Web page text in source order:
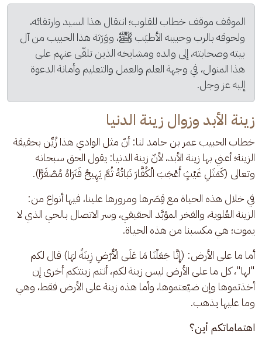
الموقف موقف خطاب للقلوب؛ انتقال هذا السيد وارتقائه،
ولحوقه بالرب وحبيبه الأطيَب ﷺ، ووَرَثة هذا الحبيب من آل
بيته وصحابته، إلى والده ومشايخه الذين تلقّى عنهم على
هذا المنوال، في وجهة العلم والعمل والتعليم وأمانة الدعوة
إليه عز وجل.
زينة الأبد وزوال زينة الدنيا
خطاب الحبيب عمر بن حامد لنا: أنّ مثل الوادي هذا زُيِّن بحقيقة
الزينة؛ أعني بها زينة الأبد، لأنّ زينة الدنيا: يقول الحق سبحانه
وتعالى (كَمَثَلِ غَيْثٍ أَعْجَبَ الْكُفَّارَ نَبَاتُهُ ثُمَّ يَهِيجُ فَتَرَاهُ مُصْفَرًّا).
في خلال هذه الحياة مع قِصَرها ومرورها علينا، فيها أنواع من:
الزينة العُلوية، والفخر المؤبَّد الحقيقي، وسر الاتصال بالحي الذي لا
يموت؛ هي مكسبنا من هذه الحياة.
أما ما على الأرض: (إِنَّا جَعَلْنَا مَا عَلَى الْأَرْضِ زِينَةً لهَا) قال لكم
"لها"، كل ما على الأرض ليس زينة لكم، أنتم زينتكم أخرى إن
أخذتموها وإن ضيّعتموها، وأما هذه زينة على الأرض فقط، وهي
وما عليها يذهب.
اهتماماتكم أين؟